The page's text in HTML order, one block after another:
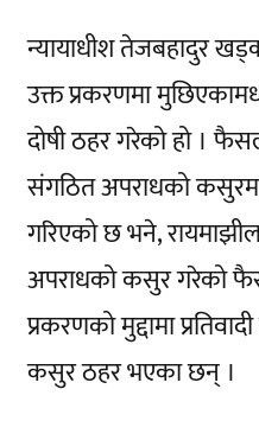
न्यायाधीश तेजबहादुर
उक्त प्रकरणमा
दोषी ठहर गरेको हो ।
संगठित अपराधको
गरिएको छ भने,
अपराधको कसुर गरेको
प्रकरणको मुद्दामा
कसुर ठहर भएका छन् ।